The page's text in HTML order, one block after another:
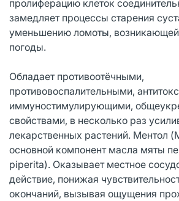
пролиферацию клеток
замедляет процессы старения
уменьшению ломоты,
погоды.
Обладает противоотёчными,
противовоспалительными,
иммуностимулирующими,
свойствами, в несколько раз
лекарственных растений. Ментол
основной компонент масла мяты
piperita). Оказывает местное
действие, понижая
окончаний, вызывая ощущения